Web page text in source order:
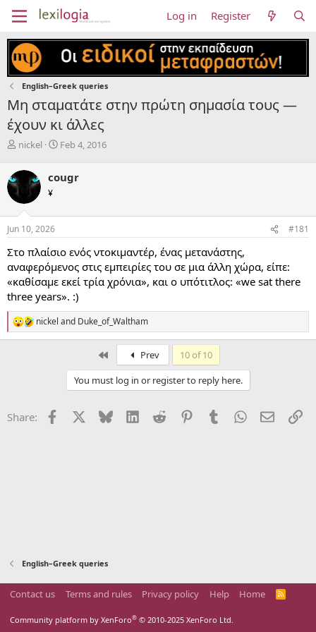
Log in Register
English–Greek queries
Μη σταματάτε στην πρώτη σημασία τους —
έχουν κι άλλες
T
r
e
a
d
s
t
r
t
e
r
nickel
S
r
a
Feb 4, 2016
cougr
¥
Jun 10, 2026 #181
Στο πλαίσιο ενός ντοκιμαντέρ, ένας μετανάστης,
αναφερόμενος στις εμπειρίες του σε μια άλλη χώρα, είπε:
«καθίσαμε εκεί τρία χρόνια», και ο υπότιτλος: «we sat there
three years». :)
R
e
s
nickel and Duke_of_Waltham
Prev
10 of 10
You must log in or register to reply here.
Share: Facebook Bluesky LinkedInReddit PinterestTumblrWhatsApp
Email
English–Greek queries
Contact us Terms and rules Privacy policy Help Home
R
Community platform by XenForo® © 2010-2025 XenForo Ltd.